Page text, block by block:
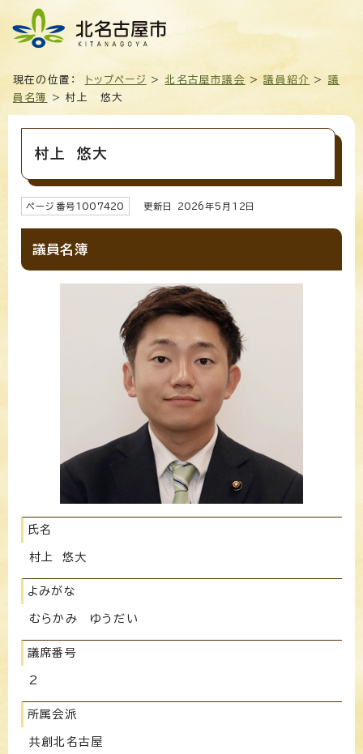
現在の位置： トップページ >北名古屋市議会 >議員紹介 > 議
員名簿
> 村上 悠大
村上 悠大
ページ番号1007420 更新日 2026年5月 12 日
議員名簿
氏名
村上 悠大
よみがな
むらかみ ゆうだい
議席番号
2
所属会派
共創北名古屋